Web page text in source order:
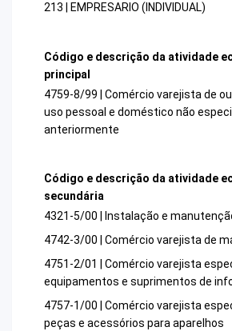
213 | EMPRESARIO (INDIVIDUAL)
Código e descrição da atividade
principal
4759-8/99 | Comércio varejista de
uso pessoal e doméstico não
anteriormente
Código e descrição da atividade
secundária
4321-5/00 | Instalação e
4742-3/00 | Comércio varejista de
4751-2/01 | Comércio varejista
equipamentos e suprimentos de
4757-1/00 | Comércio varejista
peças e acessórios para aparelhos